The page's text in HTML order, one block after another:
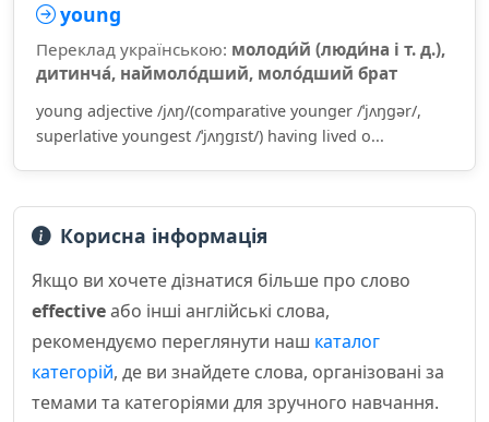
young
Переклад українською: молоди́й (люди́на і т. д.),
дитинча́, наймоло́дший, моло́дший брат
young adjective /jʌŋ/(comparative younger /ˈjʌŋɡər/,
superlative youngest /ˈjʌŋɡɪst/) having lived o...
Корисна інформація
Якщо ви хочете дізнатися більше про слово
effectiveабо інші англійські слова,
рекомендуємо переглянути наш каталог
категорій, де ви знайдете слова, організовані за
темами та категоріями для зручного навчання.